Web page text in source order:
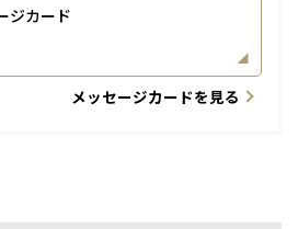
ジカード
メッセージカードを見る